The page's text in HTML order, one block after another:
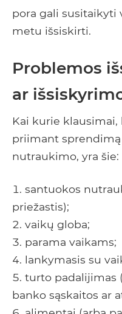
pora gali susitaikyti
metu išsiskirti.
Problemos
ar
Kai kurie
priimant
nutraukimo, yra šie:
santuokos
priežastis);
vaikų globa;
parama vaikams;
lankymasis su
turto padalijimas
banko sąskaitos ar